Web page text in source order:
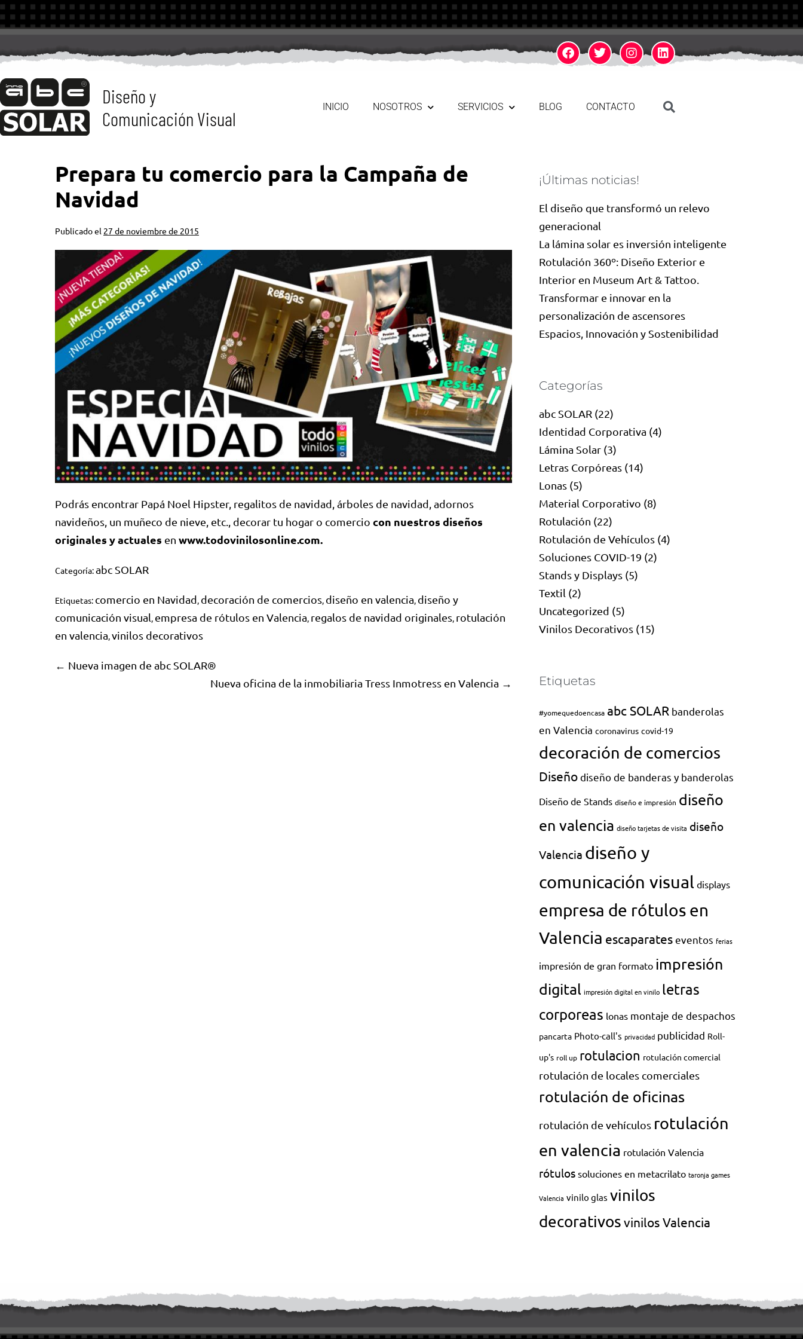
Diseño y
Comunicación Visual
INICIO NOSOTROS SERVICIOS BLOG CONTACTO
Prepara tu comercio para la Campaña de
Navidad
Publicado el 27 de noviembre de 2015
Podrás encontrar Papá Noel Hipster, regalitos de navidad, árboles de navidad, adornos
navideños, un muñeco de nieve, etc., decorar tu hogar o comercio con nuestros diseños
originales y actuales en www.todovinilosonline.com.
Categoría:abc SOLAR
Etiquetas: comercio en Navidad, decoración de comercios, diseño en valencia, diseño y
comunicación visual, empresa de rótulos en Valencia, regalos de navidad originales, rotulación
en valencia,vinilos decorativos
← Nueva imagen de abc SOLAR®
Nueva oficina de la inmobiliaria Tress Inmotress en Valencia →
¡Últimas noticias!
El diseño que transformó un relevo
generacional
La lámina solar es inversión inteligente
Rotulación 360º: Diseño Exterior e
Interior en Museum Art & Tattoo.
Transformar e innovar en la
personalización de ascensores
Espacios, Innovación y Sostenibilidad
Categorías
abc SOLAR(22)
Identidad Corporativa (4)
Lámina Solar(3)
Letras Corpóreas(14)
Lonas(5)
Material Corporativo (8)
Rotulación (22)
Rotulación de Vehículos(4)
Soluciones COVID-19 (2)
Stands y Displays(5)
Textil (2)
Uncategorized (5)
Vinilos Decorativos(15)
Etiquetas
#yomequedoencasa abc SOLAR banderolas
en Valencia coronavirus covid-19
decoración de comercios
Diseñodiseño de banderas y banderolas
Diseño de Stands diseño e impresión diseño
en valencia diseño tarjetas de visita diseño
Valencia diseño y
comunicación visual displays
empresa de rótulos en
Valencia escaparateseventos ferias
impresión de gran formato impresión
digital impresión digital en vinilo letras
corporeas lonas montaje de despachos
pancarta Photo-call's privacidad publicidad Roll-
up's roll up rotulacion rotulación comercial
rotulación de locales comerciales
rotulación de oficinas
rotulación de vehículos rotulación
en valencia rotulación Valencia
rótulos soluciones en metacrilato taronja games
Valencia vinilo glas vinilos
decorativosvinilos Valencia